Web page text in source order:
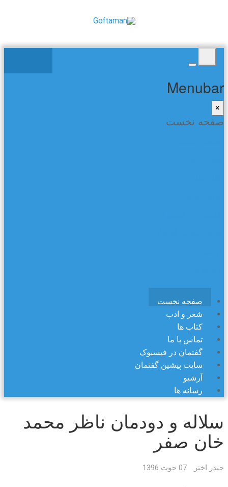
Menubar
×
صفحه نخست
صفحه نخست
شعر و ادب
کتاب ها
تماس با ما
گفتمان در فیسبوک
سایت پیشین گفتمان
آرشیو
رسانه ها
سلاله و دودمان ناظر محمد
خان صفر
حیدر اختر 07 حوت 1396